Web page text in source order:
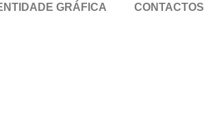
GRÁFICA CONTACTOS